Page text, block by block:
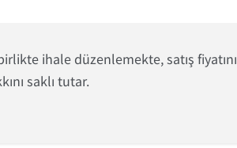
ihale düzenlemekte, satış fiyatını
saklı tutar.